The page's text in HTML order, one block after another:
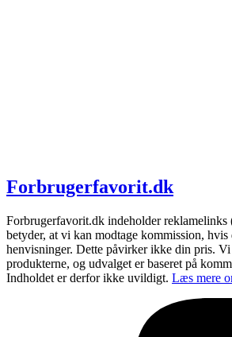
Forbrugerfavorit.dk
Forbrugerfavorit.dk indeholder
betyder, at vi kan modtage kommission,
henvisninger. Dette påvirker ikke din pris.
produkterne, og udvalget er baseret på
Indholdet er derfor ikke uvildigt. Læs mere